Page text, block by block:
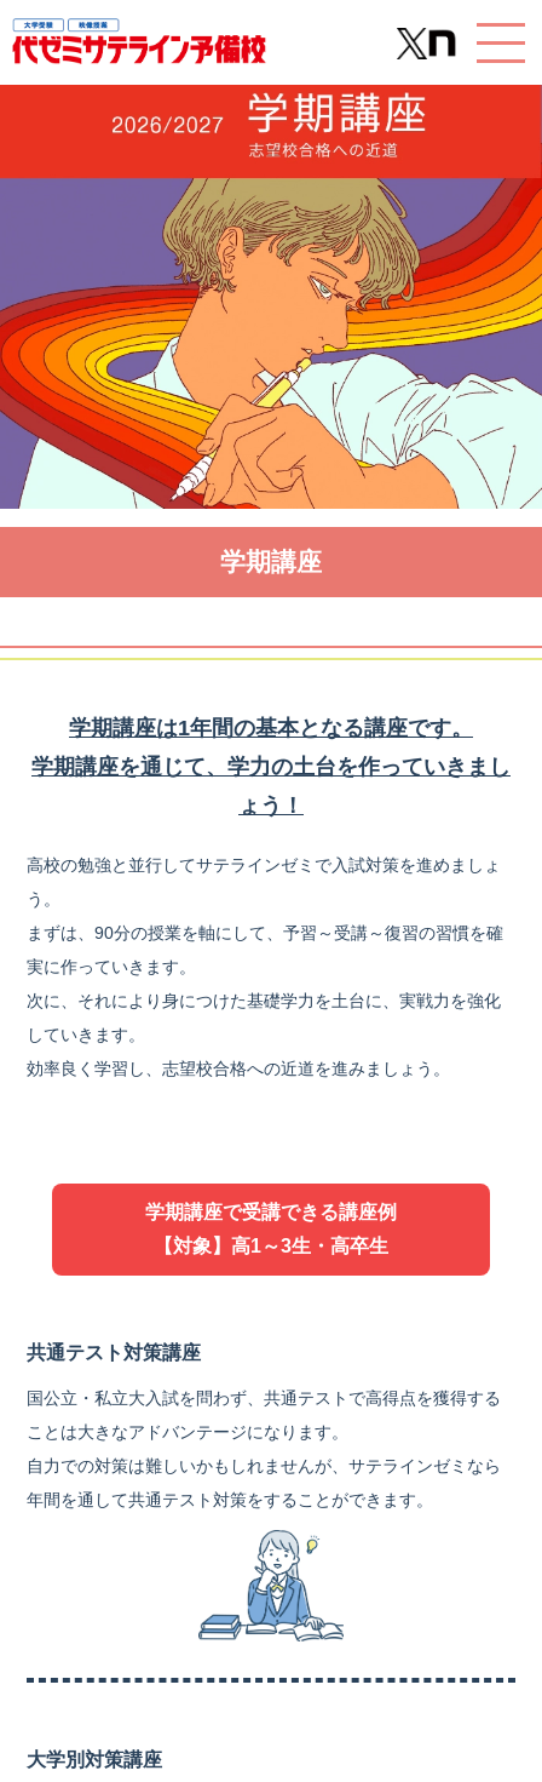
学期講座
学期講座は1年間の基本となる講座です。
学期講座を通じて、学力の土台を作っていきまし
ょう！
高校の勉強と並行してサテラインゼミで入試対策を進めましょ
う。
まずは、90分の授業を軸にして、予習～受講～復習の習慣を確
実に作っていきます。
次に、それにより身につけた基礎学力を土台に、実戦力を強化
していきます。
効率良く学習し、志望校合格への近道を進みましょう。
学期講座で受講できる講座例
【対象】高1～3生・高卒生
共通テスト対策講座
国公立・私立大入試を問わず、共通テストで高得点を獲得する
ことは大きなアドバンテージになります。
自力での対策は難しいかもしれませんが、サテラインゼミなら
年間を通して共通テスト対策をすることができます。
大学別対策講座